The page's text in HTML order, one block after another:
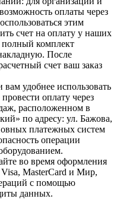
оплаты через
этим
счет на оплату у наших
комплект
После
счет ваш заказ
вам удобнее использовать
оплату через
расположенном в
по адресу: ул. Бажова,
платежных систем
операции
во время оформления
MasterCard и Мир,
с помощью
данных.